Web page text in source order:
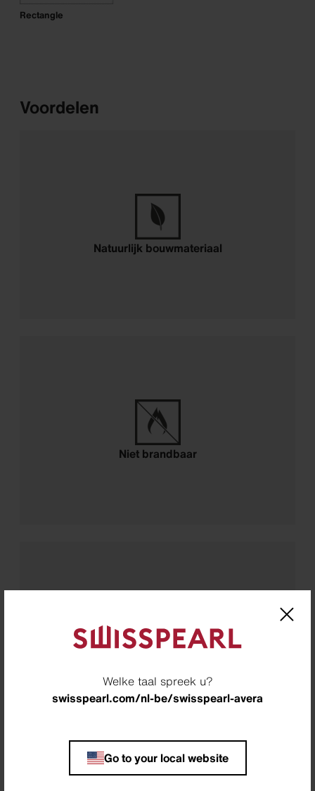
Welke taal spreek u?
swisspearl.com/nl-be/swisspearl-avera
Go to your local website
Rectangle
Voordelen
Natuurlijk bouwmateriaal
Niet brandbaar